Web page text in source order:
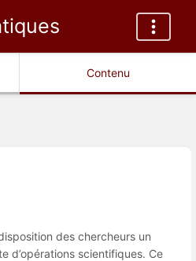
Contenu
des chercheurs un
d’opérations scientifiques. Ce